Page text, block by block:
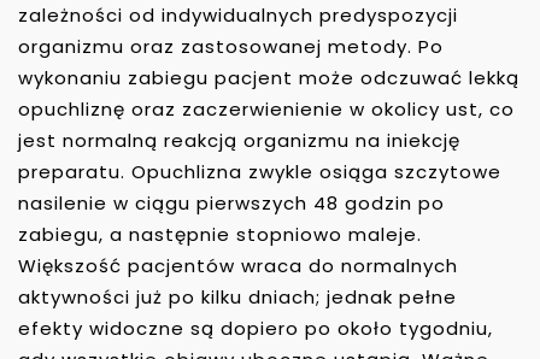
zależności od indywidualnych predyspozycji
organizmu oraz zastosowanej metody. Po
wykonaniu zabiegu pacjent może odczuwać lekką
opuchliznę oraz zaczerwienienie w okolicy ust, co
jest normalną reakcją organizmu na iniekcję
preparatu. Opuchlizna zwykle osiąga szczytowe
nasilenie w ciągu pierwszych 48 godzin po
zabiegu, a następnie stopniowo maleje.
Większość pacjentów wraca do normalnych
aktywności już po kilku dniach; jednak pełne
efekty widoczne są dopiero po około tygodniu,